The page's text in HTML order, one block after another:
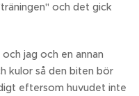
och det gick
jag och en annan
kulor så den biten bör
eftersom huvudet inte